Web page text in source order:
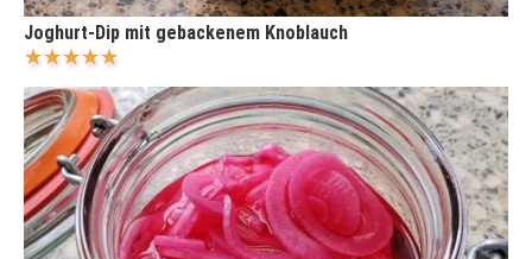
Joghurt-Dip mit gebackenem Knoblauch